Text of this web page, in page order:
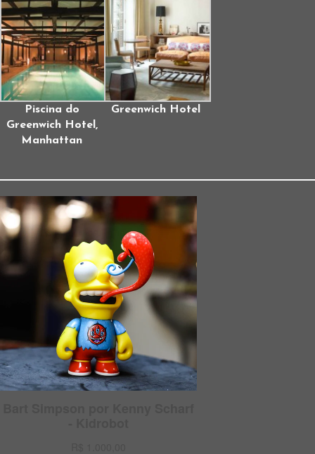
Piscina do
Greenwich Hotel,
Manhattan
Greenwich Hotel